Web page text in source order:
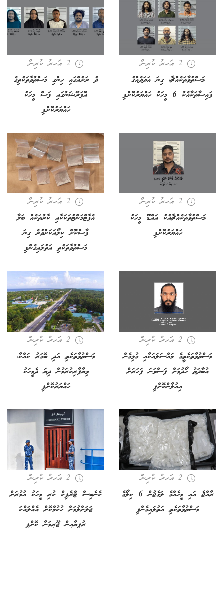
2 އަހރު ކުރިން
މަސްތުވާތަކެއްޗާ، ގިނަ އަދަދެއްގެ
ފައިސާތަކާއެކު 6 މީހަކު ހައްޔަރުކޮށްފި
2 އަހރު ކުރިން
ދެ ރަށެއްގައި ހިންގި މަސްތުވާތަކެތިގެ
އޮޕަރޭޝަނުގައި ފަސް މީހަކު
ހައްޔަރުކޮށްފި
2 އަހރު ކުރިން
މަސްތުވާތަކެއްޗާއެކު އައްޑޫ މީހަކު
ހައްޔަރުކޮށްފި
2 އަހރު ކުރިން
އެޕާޓްމަންޓުތަކަކާއި ކާރުތަކެއް ބަލާ
ފާސްކޮށް ކިލޯއަކަށްވުރެ ގިނަ
މަސްތުވާތަކެތި އަތުލައިގެންފި
2 އަހރު ކުރިން
މަސްތުވާތަކެތީގެ މައްސަލައަކާއި ގުޅިގެން
އުބާދަތު ހޯދުމަށް ފަސްވަނަ ފަހަރަށް
އިއުލާންކޮށްފި
2 އަހރު ކުރިން
މަސްތުވާތަކެތި އަދި ބޮގަރު ކައްކާ،
ވިޔާފާރިކުރަމުން ދިޔަ ދެމީހަކު
ހައްޔަރުކޮށްފި
2 އަހރު ކުރިން
ރާއްޖެ އައި މީހެއްގެ ލަގެޖުން 6 ކިލޯގެ
މަސްތުވާތަކެތި އަތުލައިގެންފި
2 އަހރު ކުރިން
ކެނެބިސް ޓްރެފިކް ކުރި މީހަކު އުމުރަށް
ޖަލަށްލުމަށް ހުކުމްކޮށް އެއްލައްކަ
ރުފިޔާއިން ޖޫރިމަނާ ކޮށްފި